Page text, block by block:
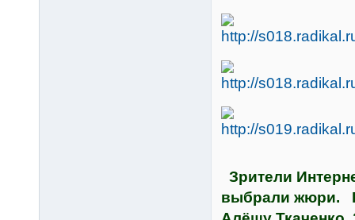
Зрители
выбрали жюри. В